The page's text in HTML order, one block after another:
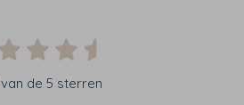
van de 5 sterren